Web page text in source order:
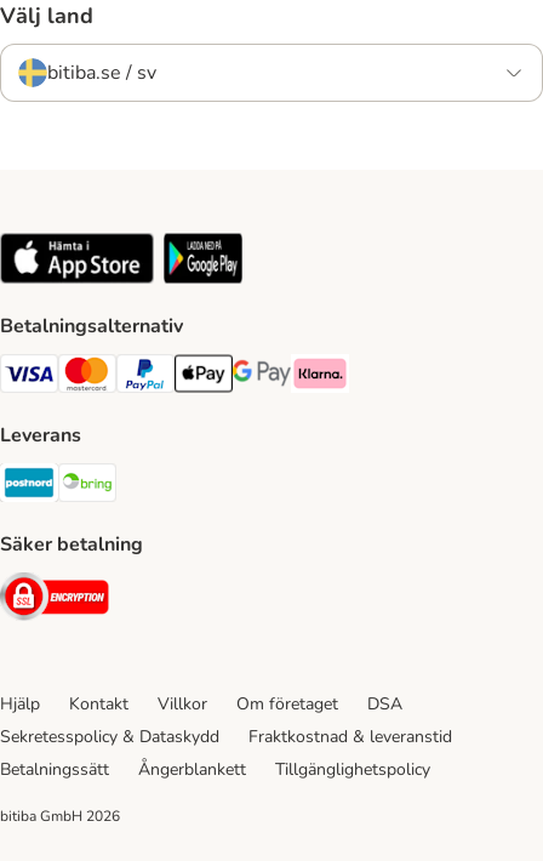
Välj land
bitiba.se / sv
Betalningsalternativ
VISA Payment Method
Mastercard Payment Method
Paypal Payment Method
Apple Pay Payment Method
Google Pay Payment Method
Klarna Payment Method
Leverans
Postnord Shipping Method
Säker betalning
Security
Hjälp Kontakt Villkor Om företaget
DSA
Sekretesspolicy & Dataskydd
Fraktkostnad & leveranstid
Betalningssätt
Ångerblankett Tillgänglighetspolicy
bitiba GmbH 2026